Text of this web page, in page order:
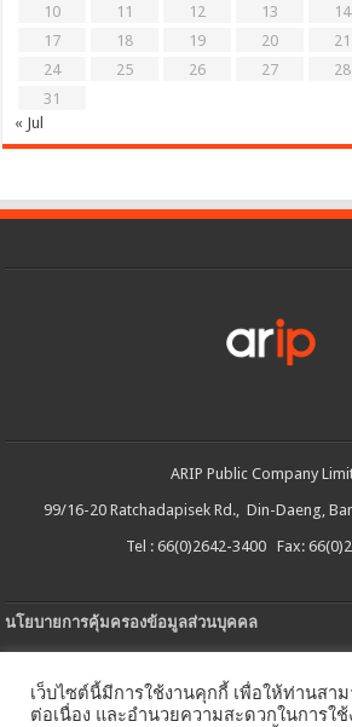
10
11 12 13 14
17
18 19 20 21
24
25 26 27 28
31
« Jul
ARIP Public Company
99/16-20 Ratchadapisek Rd., Din-Daeng,
Tel : 66(0)2642-3400 Fax:
นโยบายการคุ้มครองข้อมูลส่วนบุคคล
นโยบายการใช้คกกี้
เว็บไซต์นี้มีการใช้งานคุกกี้ เพื่อให้ท่านสา
ต่อเนื่อง และอำนวยความสะดวกในการใช้